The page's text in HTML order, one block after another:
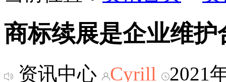
商标续展是企业维
资讯中心 Cyrill
2021